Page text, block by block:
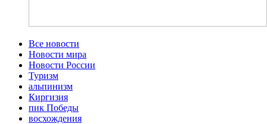
Все новости
Новости мира
Новости России
Туризм
альпинизм
Киргизия
пик Победы
восхождения